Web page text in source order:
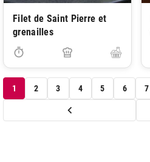
Filet de Saint Pierre et
grenailles
1 2 3 4 5 6 7